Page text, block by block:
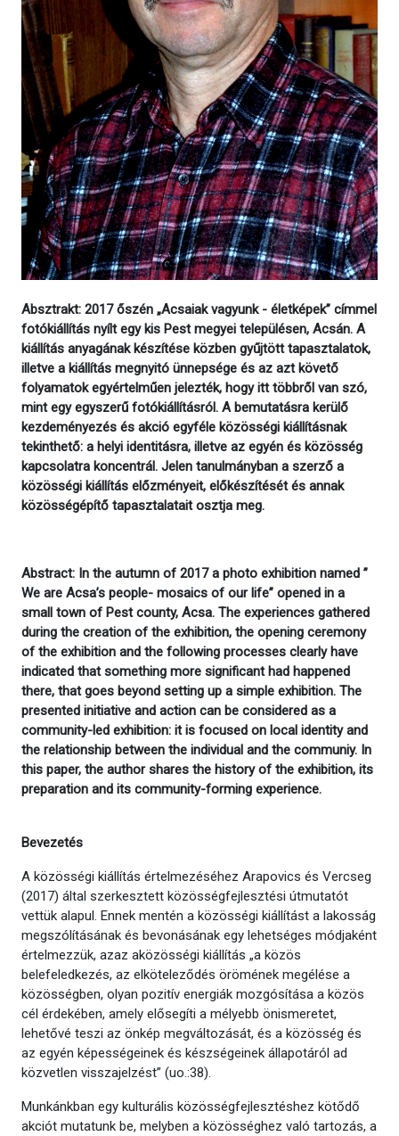
Absztrakt: 2017 őszén „Acsaiak vagyunk - életképek” címmel
fotókiállítás nyílt egy kis Pest megyei településen, Acsán. A
kiállítás anyagának készítése közben gyűjtött tapasztalatok,
illetve a kiállítás megnyitó ünnepsége és az azt követő
folyamatok egyértelműen jelezték, hogy itt többről van szó,
mint egy egyszerű fotókiállításról. A bemutatásra kerülő
kezdeményezés és akció egyféle közösségi kiállításnak
tekinthető: a helyi identitásra, illetve az egyén és közösség
kapcsolatra koncentrál. Jelen tanulmányban a szerző a
közösségi kiállítás előzményeit, előkészítését és annak
közösségépítő tapasztalatait osztja meg.
Abstract: In the autumn of 2017 a photo exhibition named ”
We are Acsa’s people- mosaics of our life” opened in a
small town of Pest county, Acsa. The experiences gathered
during the creation of the exhibition, the opening ceremony
of the exhibition and the following processes clearly have
indicated that something more significant had happened
there, that goes beyond setting up a simple exhibition. The
presented initiative and action can be considered as a
community-led exhibition: it is focused on local identity and
the relationship between the individual and the communiy. In
this paper, the author shares the history of the exhibition, its
preparation and its community-forming experience.
Bevezetés
A közösségi kiállítás értelmezéséhez Arapovics és Vercseg
(2017) által szerkesztett közösségfejlesztési útmutatót
vettük alapul. Ennek mentén a közösségi kiállítást a lakosság
megszólításának és bevonásának egy lehetséges módjaként
értelmezzük, azaz aközösségi kiállítás „a közös
belefeledkezés, az elköteleződés örömének megélése a
közösségben, olyan pozitív energiák mozgósítása a közös
cél érdekében, amely elősegíti a mélyebb önismeretet,
lehetővé teszi az önkép megváltozását, és a közösség és
az egyén képességeinek és készségeinek állapotáról ad
közvetlen visszajelzést” (uo.:38).
Munkánkban egy kulturális közösségfejlesztéshez kötődő
akciót mutatunk be, melyben a közösséghez való tartozás, a